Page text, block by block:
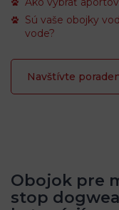
Sú vaše obojky
vode?
Navštívte
Obojok pre
stop